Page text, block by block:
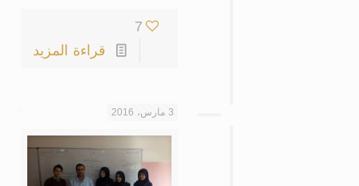
7
قراءة المزيد
3 مارس، 2016